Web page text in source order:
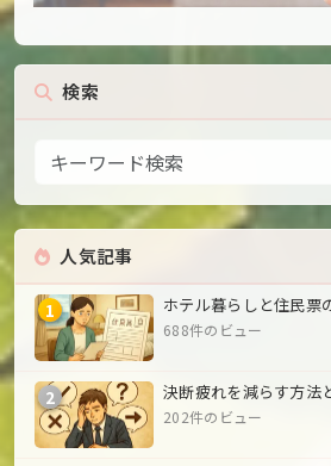
検索
人気記事
1 ホテル暮らしと住民票
688件のビュー
2 決断疲れを減らす方法
202件のビュー